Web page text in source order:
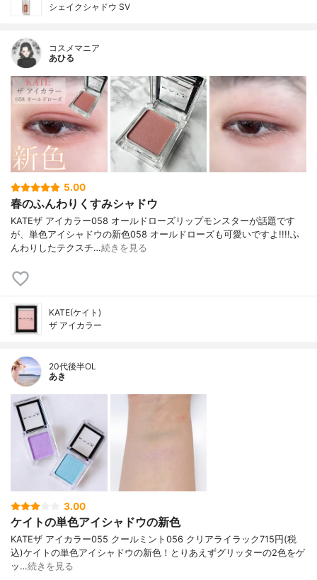
シェイクシャドウ SV
コスメマニア
あひる
5.00
春のふんわりくすみシャドウ
KATEザ アイカラー058 オールドローズリップモンスターが話題です
が、単色アイシャドウの新色058 オールドローズも可愛いですよ!!!!ふ
んわりしたテクスチ…続きを見る
KATE(ケイト)
ザ アイカラー
20代後半OL
あき
3.00
ケイトの単色アイシャドウの新色
KATE ザ アイカラー 055 クールミント 056 クリアライラック 715円(税
込) ケイトの単色アイシャドウの新色！ とりあえずグリッターの2色をゲ
ッ…続きを見る